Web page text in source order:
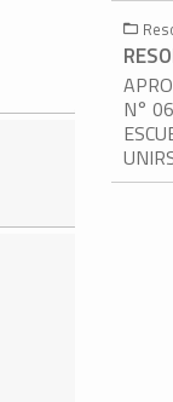
N°